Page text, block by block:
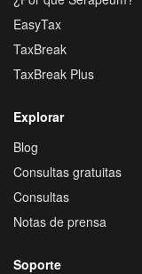
EasyTax
TaxBreak
TaxBreak Plus
Explorar
Blog
Consultas gratuitas
Consultas
Notas de prensa
Soporte